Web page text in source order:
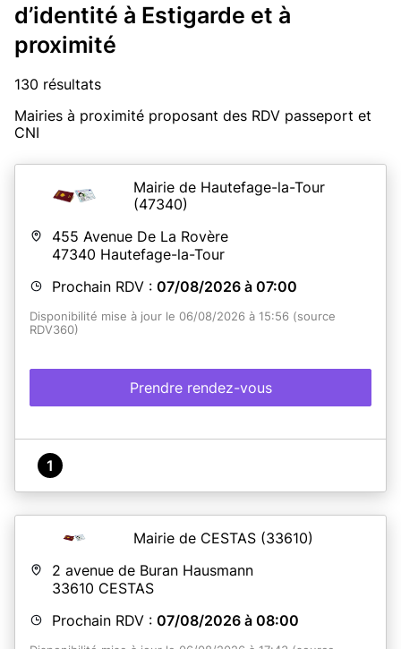
d’identité à Estigarde et à
proximité
130 résultats
Mairies à proximité proposant des RDV passeport et
CNI
Mairie de Hautefage-la-Tour
(47340)
455 Avenue De La Rovère
47340 Hautefage-la-Tour
Prochain RDV : 07/08/2026 à 07:00
Disponibilité mise à jour le 06/08/2026 à 15:56 (source
RDV360)
Prendre rendez-vous
1
Mairie de CESTAS (33610)
2 avenue de Buran Hausmann
33610 CESTAS
Prochain RDV : 07/08/2026 à 08:00